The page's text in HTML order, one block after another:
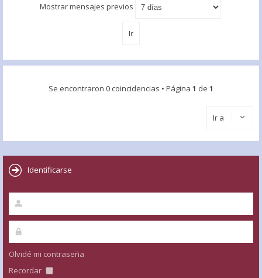
Mostrar mensajes previos
Se encontraron 0 coincidencias • Página 1 de 1
Ir a
Identificarse
Olvidé mi contraseña
Recordar